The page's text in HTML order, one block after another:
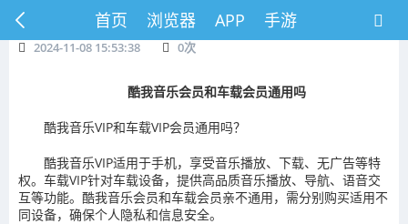
首页 浏览器 APP 手游
2024-11-08 15:53:38 0次
酷我音乐会员和车载会员通用吗
酷我音乐VIP和车载VIP会员通用吗？
酷我音乐VIP适用于手机，享受音乐播放、下载、无广告等特
权。车载VIP针对车载设备，提供高品质音乐播放、导航、语音交
互等功能。酷我音乐会员和车载会员亲不通用，需分别购买适用不
同设备，确保个人隐私和信息安全。